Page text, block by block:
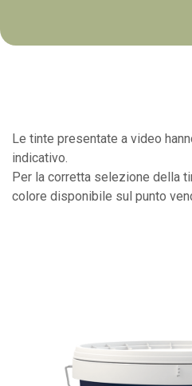
Le tinte presentate a video
indicativo.
Per la corretta selezione della
colore disponibile sul punto